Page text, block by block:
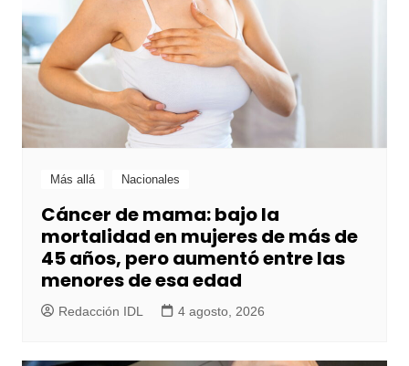
Más allá Nacionales
Cáncer de mama: bajo la
mortalidad en mujeres de más de
45 años, pero aumentó entre las
menores de esa edad
Redacción IDL 4 agosto, 2026